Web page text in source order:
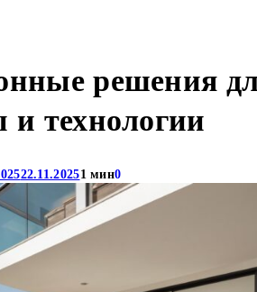
решения
и технологии
22.11.20251 мин0